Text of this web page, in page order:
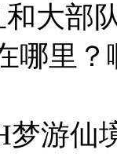
——深
大部
哪里
梦游仙